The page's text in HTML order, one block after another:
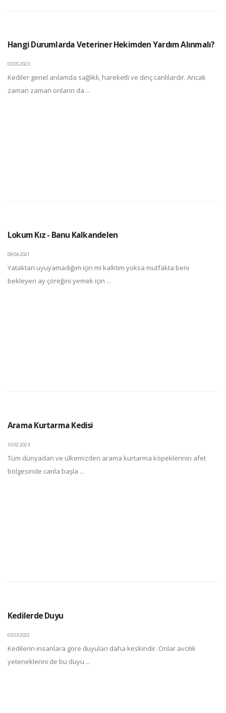
Hangi Durumlarda Veteriner Hekimden Yardım Alınmalı?
03.05.2023
Kediler genel anlamda sağlıklı, hareketli ve dinç canlılardır. Ancak
zaman zaman onların da ...
Lokum Kız - Banu Kalkandelen
09.04.2021
Yataktan uyuyamadığım için mi kalktım yoksa mutfakta beni
bekleyen ay çöreğini yemek için ...
Arama Kurtarma Kedisi
10.02.2023
Tüm dünyadan ve ülkemizden arama kurtarma köpeklerinin afet
bölgesinde canla başla ...
Kedilerde Duyu
03.03.2022
Kedilerin insanlara göre duyuları daha keskindir. Onlar avcılık
yeteneklerini de bu duyu ...